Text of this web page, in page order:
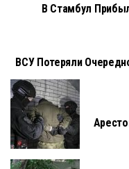
В Стамбул
ВСУ Потеряли